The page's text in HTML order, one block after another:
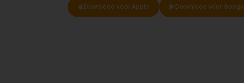
Download voor Apple Download voor